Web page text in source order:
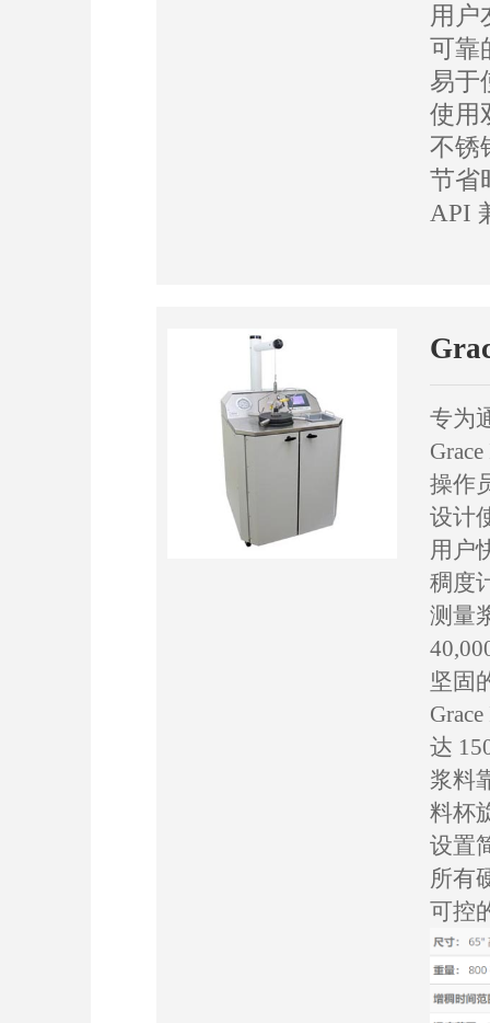
用户
可靠
易于
使用
不锈
节省
API
专为
操作
设计
用户
稠度
测量
坚固
达
浆料
料杯
设置
所有
可控